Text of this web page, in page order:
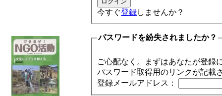
今すぐ登録しませんか？
パスワードを紛失されましたか？
ご心配なく。まずはあなたが登録
パスワード取得用のリンクが記載
登録メールアドレス：